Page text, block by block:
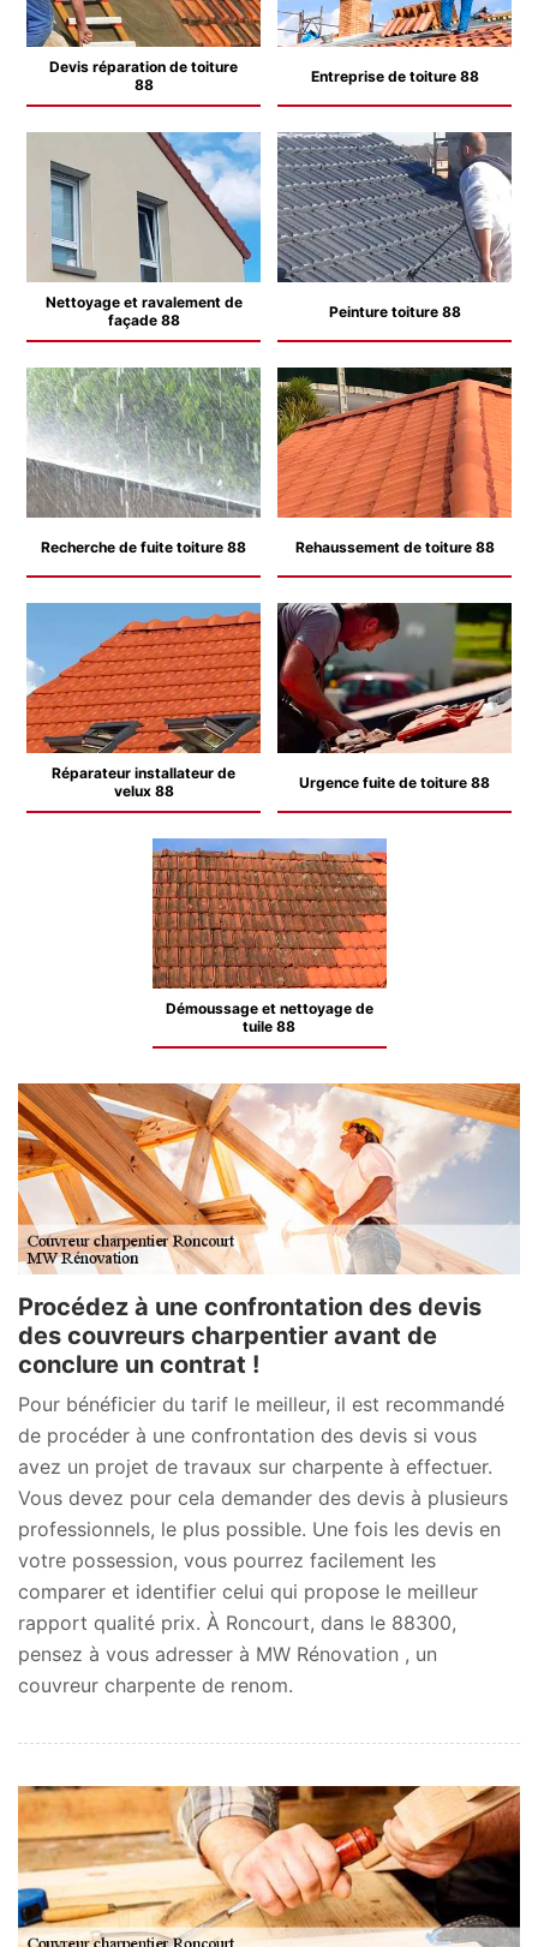
Devis réparation de toiture
88
Entreprise de toiture 88
Nettoyage et ravalement de
façade 88
Peinture toiture 88
Recherche de fuite toiture 88 Rehaussement de toiture 88
Réparateur installateur de
velux 88
Urgence fuite de toiture 88
Démoussage et nettoyage de
tuile 88
Procédez à une confrontation des devis
des couvreurs charpentier avant de
conclure un contrat !
Pour bénéficier du tarif le meilleur, il est recommandé
de procéder à une confrontation des devis si vous
avez un projet de travaux sur charpente à effectuer.
Vous devez pour cela demander des devis à plusieurs
professionnels, le plus possible. Une fois les devis en
votre possession, vous pourrez facilement les
comparer et identifier celui qui propose le meilleur
rapport qualité prix. À Roncourt, dans le 88300,
pensez à vous adresser à MW Rénovation , un
couvreur charpente de renom.